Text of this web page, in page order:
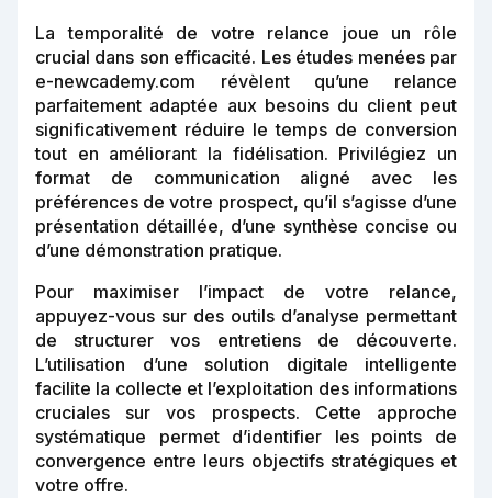
La temporalité de votre relance joue un rôle
crucial dans son efficacité. Les études menées par
e-newcademy.com révèlent qu’une relance
parfaitement adaptée aux besoins du client peut
significativement réduire le temps de conversion
tout en améliorant la fidélisation. Privilégiez un
format de communication aligné avec les
préférences de votre prospect, qu’il s’agisse d’une
présentation détaillée, d’une synthèse concise ou
d’une démonstration pratique.
Pour maximiser l’impact de votre relance,
appuyez-vous sur des outils d’analyse permettant
de structurer vos entretiens de découverte.
L’utilisation d’une solution digitale intelligente
facilite la collecte et l’exploitation des informations
cruciales sur vos prospects. Cette approche
systématique permet d’identifier les points de
convergence entre leurs objectifs stratégiques et
votre offre.